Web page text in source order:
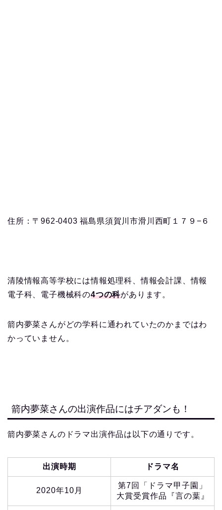
住所：〒962-0403 福島県須賀川市滑川西町１７９−６
清陵情報高等学校には情報処理科、情報会計課、情報
電子科、電子機械科の4つの科があります。
箭内夢菜さんがどの学科に通われていたのかまではわ
かっていません。
箭内夢菜さんの出演作品にはチアダンも！
箭内夢菜さんのドラマ出演作品は以下の通りです。
出演時期 ドラマ名
2020年10月
第7回「ドラマ甲子園」
大賞受賞作品『言の葉』